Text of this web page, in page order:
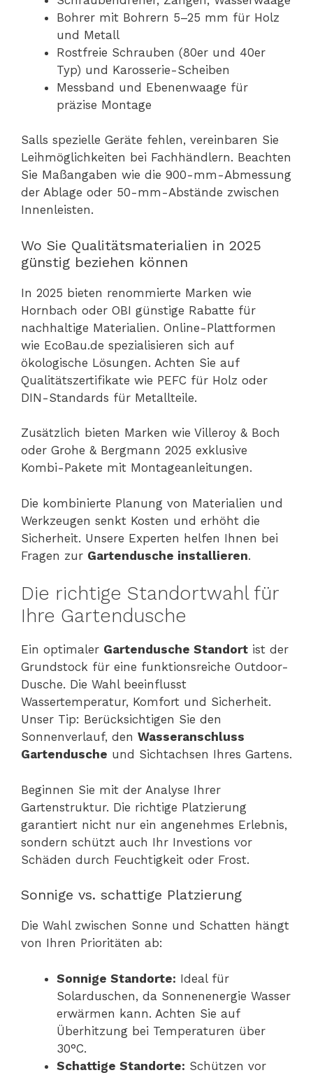
Bohrer mit Bohrern 5–25 mm für Holz
und Metall
Rostfreie Schrauben (80er und 40er
Typ) und Karosserie-Scheiben
Messband und Ebenenwaage für
präzise Montage
Salls spezielle Geräte fehlen, vereinbaren Sie
Leihmöglichkeiten bei Fachhändlern. Beachten
Sie Maßangaben wie die 900-mm-Abmessung
der Ablage oder 50-mm-Abstände zwischen
Innenleisten.
Wo Sie Qualitätsmaterialien in 2025
günstig beziehen können
In 2025 bieten renommierte Marken wie
Hornbach oder OBI günstige Rabatte für
nachhaltige Materialien. Online-Plattformen
wie EcoBau.de spezialisieren sich auf
ökologische Lösungen. Achten Sie auf
Qualitätszertifikate wie PEFC für Holz oder
DIN-Standards für Metallteile.
Zusätzlich bieten Marken wie Villeroy & Boch
oder Grohe & Bergmann 2025 exklusive
Kombi-Pakete mit Montageanleitungen.
Die kombinierte Planung von Materialien und
Werkzeugen senkt Kosten und erhöht die
Sicherheit. Unsere Experten helfen Ihnen bei
Fragen zur Gartendusche installieren.
Die richtige Standortwahl für
Ihre Gartendusche
Ein optimaler Gartendusche Standort ist der
Grundstock für eine funktionsreiche Outdoor-
Dusche. Die Wahl beeinflusst
Wassertemperatur, Komfort und Sicherheit.
Unser Tip: Berücksichtigen Sie den
Sonnenverlauf, den Wasseranschluss
Gartendusche und Sichtachsen Ihres Gartens.
Beginnen Sie mit der Analyse Ihrer
Gartenstruktur. Die richtige Platzierung
garantiert nicht nur ein angenehmes Erlebnis,
sondern schützt auch Ihr Investions vor
Schäden durch Feuchtigkeit oder Frost.
Sonnige vs. schattige Platzierung
Die Wahl zwischen Sonne und Schatten hängt
von Ihren Prioritäten ab:
Sonnige Standorte: Ideal für
Solarduschen, da Sonnenenergie Wasser
erwärmen kann. Achten Sie auf
Überhitzung bei Temperaturen über
30°C.
Schattige Standorte: Schützen vor